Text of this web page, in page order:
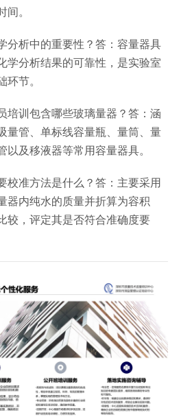
间。
分析中的重要性？答：容量器具
学分析结果的可靠性，是实验室
环节。
培训包含哪些玻璃量器？答：涵
量管、单标线容量瓶、量筒、量
以及移液器等常用容量器具。
校准方法是什么？答：主要采用
器内纯水的质量并折算为容积
较，评定其是否符合准确度要